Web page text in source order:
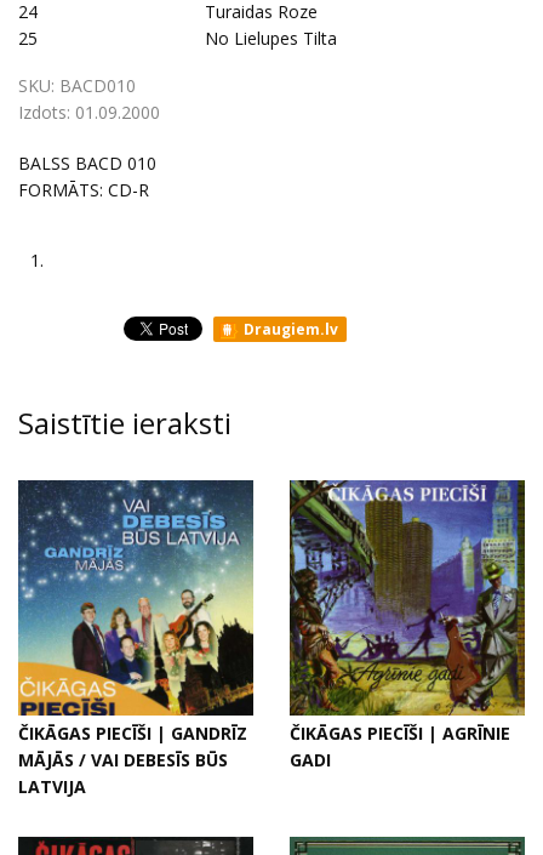
24
Turaidas Roze
25
No Lielupes Tilta
SKU: BACD010
Izdots: 01.09.2000
BALSS BACD 010
FORMĀTS: CD-R
1.
Draugiem.lv
Saistītie ieraksti
ČIKĀGAS PIECĪŠI | GANDRĪZ
MĀJĀS / VAI DEBESĪS BŪS
LATVIJA
ČIKĀGAS PIECĪŠI | AGRĪNIE
GADI